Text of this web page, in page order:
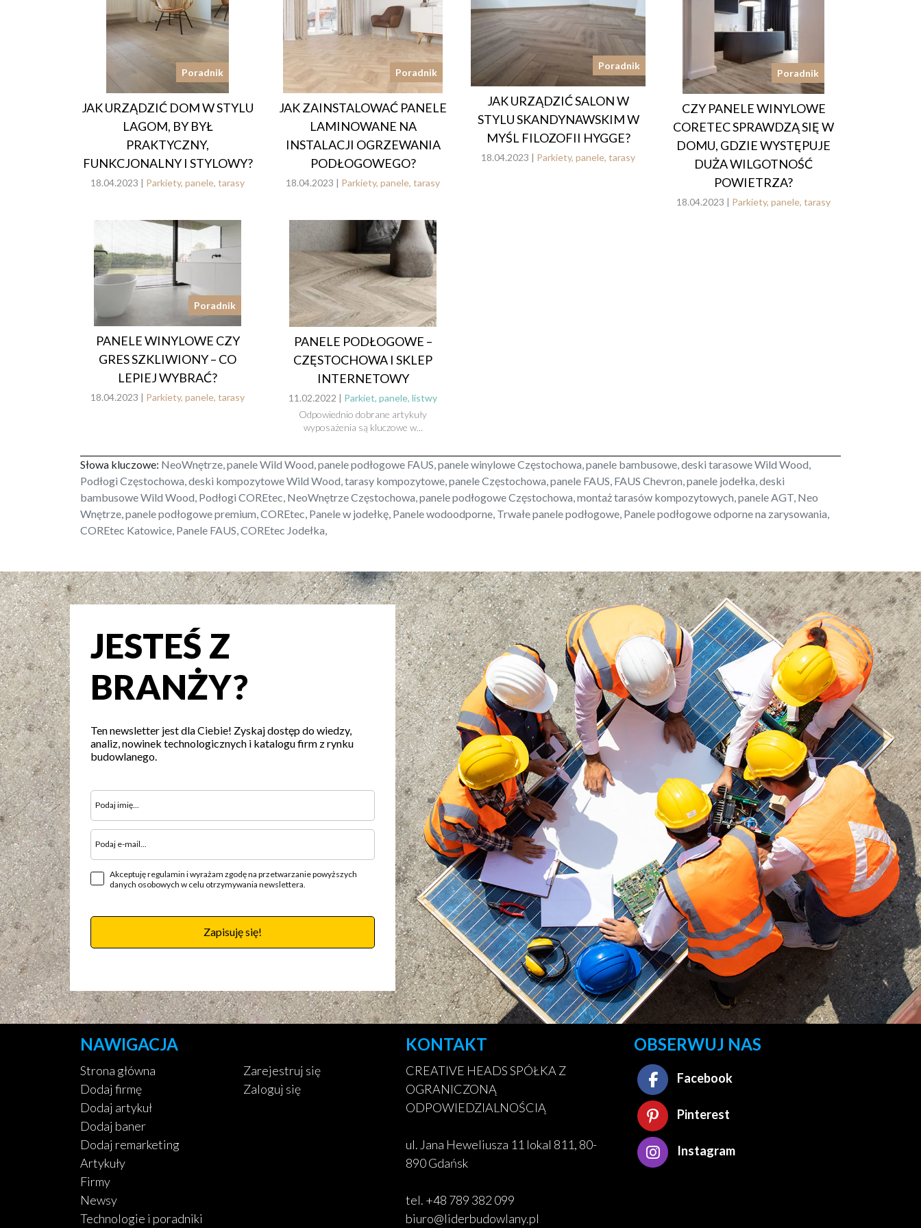
Poradnik
JAK URZĄDZIĆ DOM W STYLU
LAGOM, BY BYŁ
PRAKTYCZNY,
FUNKCJONALNY I STYLOWY?
18.04.2023 | Parkiety, panele, tarasy
Poradnik
JAK ZAINSTALOWAĆ PANELE
LAMINOWANE NA
INSTALACJI OGRZEWANIA
PODŁOGOWEGO?
18.04.2023 | Parkiety, panele, tarasy
Poradnik
JAK URZĄDZIĆ SALON W
STYLU SKANDYNAWSKIM W
MYŚL FILOZOFII HYGGE?
18.04.2023 | Parkiety, panele, tarasy
Poradnik
CZY PANELE WINYLOWE
CORETEC SPRAWDZĄ SIĘ W
DOMU, GDZIE WYSTĘPUJE
DUŻA WILGOTNOŚĆ
POWIETRZA?
18.04.2023 | Parkiety, panele, tarasy
Poradnik
PANELE WINYLOWE CZY
GRES SZKLIWIONY – CO
LEPIEJ WYBRAĆ?
18.04.2023 | Parkiety, panele, tarasy
PANELE PODŁOGOWE –
CZĘSTOCHOWA I SKLEP
INTERNETOWY
11.02.2022 | Parkiet, panele, listwy
Odpowiednio dobrane artykuły
wyposażenia są kluczowe w...
Słowa kluczowe: NeoWnętrze, panele Wild Wood, panele podłogowe FAUS, panele winylowe Częstochowa, panele bambusowe, deski tarasowe Wild Wood,
Podłogi Częstochowa, deski kompozytowe Wild Wood, tarasy kompozytowe, panele Częstochowa, panele FAUS, FAUS Chevron, panele jodełka, deski
bambusowe Wild Wood, Podłogi COREtec, NeoWnętrze Częstochowa, panele podłogowe Częstochowa, montaż tarasów kompozytowych, panele AGT, Neo
Wnętrze, panele podłogowe premium, COREtec, Panele w jodełkę, Panele wodoodporne, Trwałe panele podłogowe, Panele podłogowe odporne na zarysowania,
COREtec Katowice, Panele FAUS, COREtec Jodełka,
JESTEŚ Z
BRANŻY?
Ten newsletter jest dla Ciebie! Zyskaj dostęp do wiedzy,
analiz, nowinek technologicznych i katalogu firm z rynku
budowlanego.
Akceptuję regulamin i wyrażam zgodę na przetwarzanie powyższych
danych osobowych w celu otrzymywania newslettera.
Zapisuję się!
NAWIGACJA
Strona główna
Dodaj firmę
Dodaj artykuł
Dodaj baner
Dodaj remarketing
Artykuły
Firmy
Newsy
Technologie i poradniki
Zarejestruj się
Zaloguj się
KONTAKT
CREATIVE HEADS SPÓŁKA Z
OGRANICZONĄ
ODPOWIEDZIALNOŚCIĄ
ul. Jana Heweliusza 11 lokal 811, 80-
890 Gdańsk
tel. +48 789 382 099
biuro@liderbudowlany.pl
OBSERWUJ NAS
Facebook
Pinterest
Instagram